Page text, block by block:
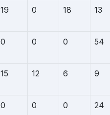
19 0 18 13
0 0 0 54
15 12 6 9
0 0 0 24